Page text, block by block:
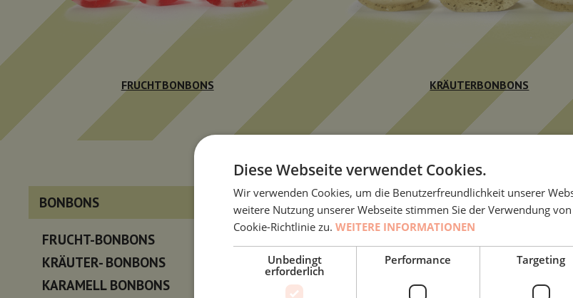
FRUCHTBONBONS KRÄUTERBONBONS
BONBONS
FRUCHT-BONBONS
KRÄUTER- BONBONS
KARAMELL BONBONS
Diese Webseite verwendet Cookies.
Wir verwenden Cookies, um die Benutzerfreundlichkeit unserer
weitere Nutzung unserer Webseite stimmen Sie der Verwendung
Cookie-Richtlinie zu. WEITERE INFORMATIONEN
Unbedingt
erforderlich
Performance Targeting